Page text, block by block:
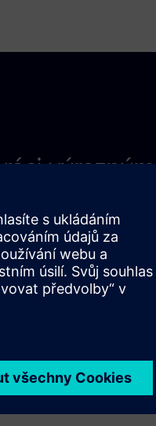
výrazným